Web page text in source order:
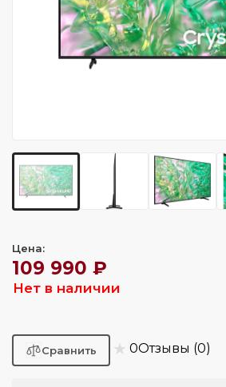
Цена:
109 990 ₽
Нет в наличии
★ 0Отзывы (0)